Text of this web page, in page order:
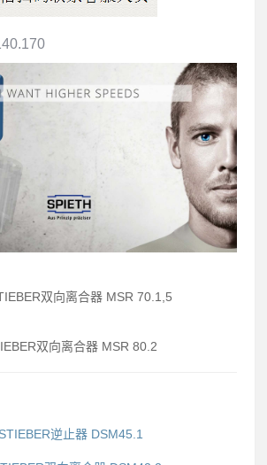
双向离合器 MSR 70.1,5
双向离合器 MSR 80.2
逆止器 DSM45.1